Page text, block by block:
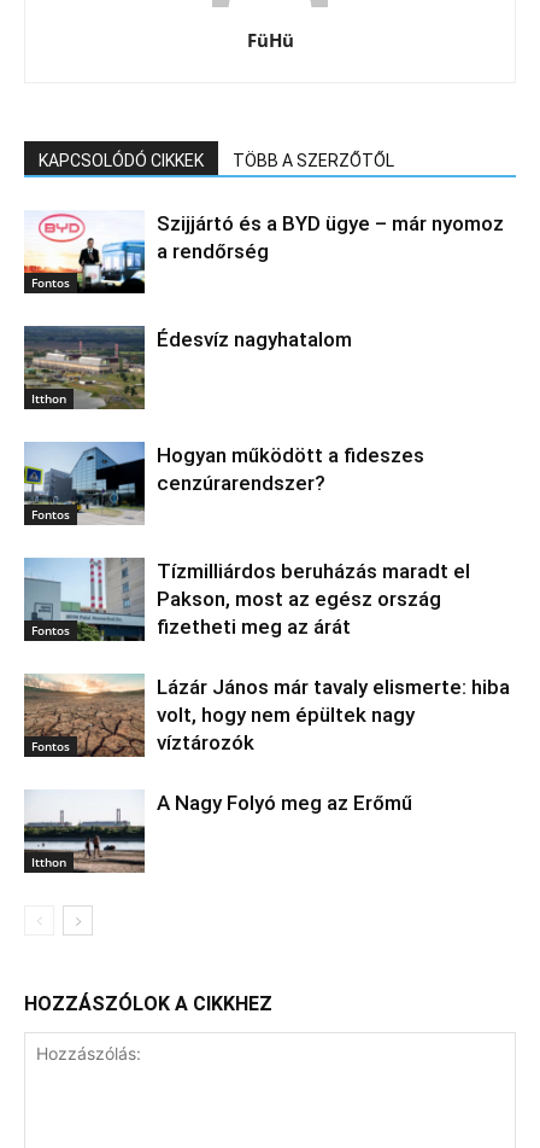
FüHü
KAPCSOLÓDÓ CIKKEK TÖBB A SZERZŐTŐL
Fontos
Szijjártó és a BYD ügye – már nyomoz
a rendőrség
Itthon
Édesvíz nagyhatalom
Fontos
Hogyan működött a fideszes
cenzúrarendszer?
Fontos
Tízmilliárdos beruházás maradt el
Pakson, most az egész ország
fizetheti meg az árát
Fontos
Lázár János már tavaly elismerte: hiba
volt, hogy nem épültek nagy
víztározók
Itthon
A Nagy Folyó meg az Erőmű
HOZZÁSZÓLOK A CIKKHEZ